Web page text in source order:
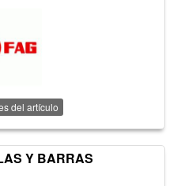
del artículo
Y BARRAS